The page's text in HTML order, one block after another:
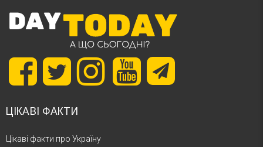
ЦІКАВІ ФАКТИ
Цікаві факти про Україну